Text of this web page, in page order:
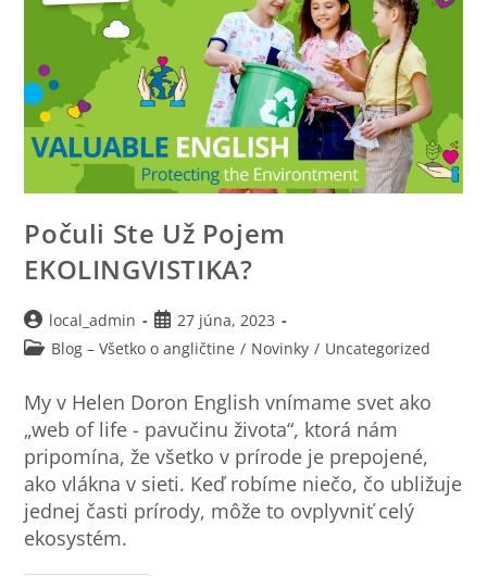
Počuli Ste Už Pojem
EKOLINGVISTIKA?
local_admin
27 júna, 2023
Blog – Všetko o angličtine / Novinky / Uncategorized
My v Helen Doron English vnímame svet ako
„web of life - pavučinu života“, ktorá nám
pripomína, že všetko v prírode je prepojené,
ako vlákna v sieti. Keď robíme niečo, čo ubližuje
jednej časti prírody, môže to ovplyvniť celý
ekosystém.